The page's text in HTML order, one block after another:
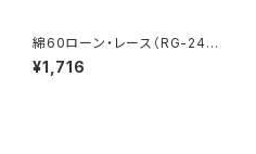
綿60ローン・レース（RG-2455
9）
¥1,716